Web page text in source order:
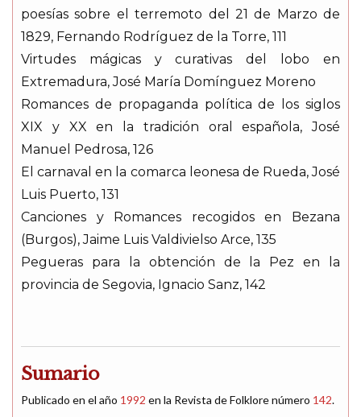
poesías sobre el terremoto del 21 de Marzo de
1829, Fernando Rodríguez de la Torre, 111
Virtudes mágicas y curativas del lobo en
Extremadura, José María Domínguez Moreno
Romances de propaganda política de los siglos
XIX y XX en la tradición oral española, José
Manuel Pedrosa, 126
El carnaval en la comarca leonesa de Rueda, José
Luis Puerto, 131
Canciones y Romances recogidos en Bezana
(Burgos), Jaime Luis Valdivielso Arce, 135
Pegueras para la obtención de la Pez en la
provincia de Segovia, Ignacio Sanz, 142
Sumario
Publicado en el año 1992 en la Revista de Folklore número 142.